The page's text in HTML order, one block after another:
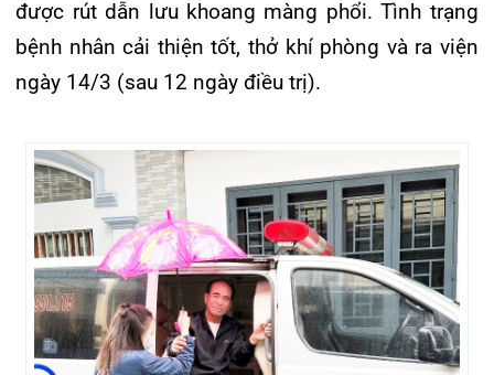
BỆNH VIỆN ĐA KHOA QUỐC TẾ
HẢI PHÒNG THÔNG BÁO T...
27/07/2026
CẢNH BÁO: TỰ Ý SỬ DỤNG
THUỐC NAM, THUỐC BẮC KHÔ...
24/07/2026
TỔNG QUAN VỀ BỆNH LÝ THOÁI
HÓA KHỚP VÀ CƠ SỞ SI...
23/07/2026